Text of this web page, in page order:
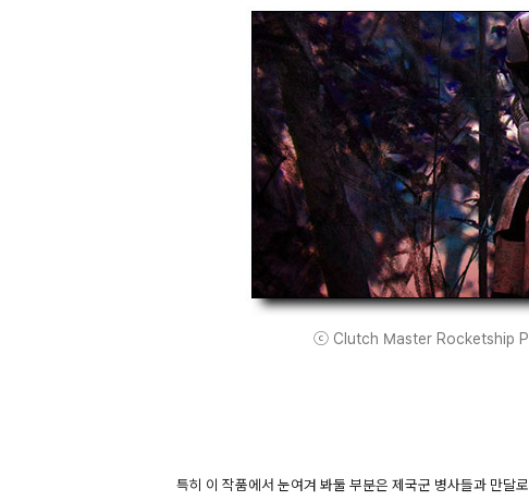
ⓒ Clutch Master Rocketship
특히 이 작품에서 눈여겨 봐둘 부분은 제국군 병사들과 만달